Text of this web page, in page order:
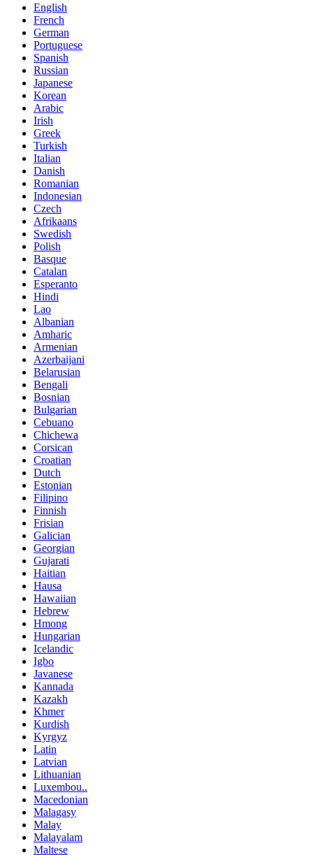
English
French
German
Portuguese
Spanish
Russian
Japanese
Korean
Arabic
Irish
Greek
Turkish
Italian
Danish
Romanian
Indonesian
Czech
Afrikaans
Swedish
Polish
Basque
Catalan
Esperanto
Hindi
Lao
Albanian
Amharic
Armenian
Azerbaijani
Belarusian
Bengali
Bosnian
Bulgarian
Cebuano
Chichewa
Corsican
Croatian
Dutch
Estonian
Filipino
Finnish
Frisian
Galician
Georgian
Gujarati
Haitian
Hausa
Hawaiian
Hebrew
Hmong
Hungarian
Icelandic
Igbo
Javanese
Kannada
Kazakh
Khmer
Kurdish
Kyrgyz
Latin
Latvian
Lithuanian
Luxembou..
Macedonian
Malagasy
Malay
Malayalam
Maltese